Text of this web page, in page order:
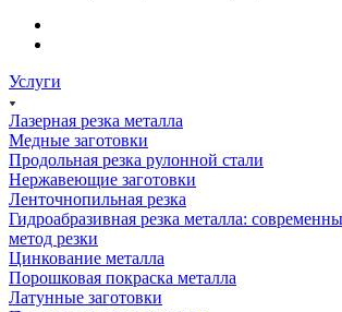
Услуги
Лазерная резка металла
Медные заготовки
Продольная резка рулонной стали
Нержавеющие заготовки
Ленточнопильная резка
Гидроабразивная резка металла:
метод резки
Цинкование металла
Порошковая покраска металла
Латунные заготовки